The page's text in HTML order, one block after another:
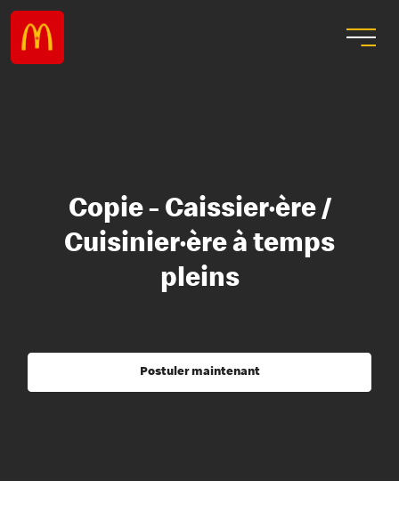
Copie - Caissier·ère /
Cuisinier·ère à temps
pleins
Postuler maintenant